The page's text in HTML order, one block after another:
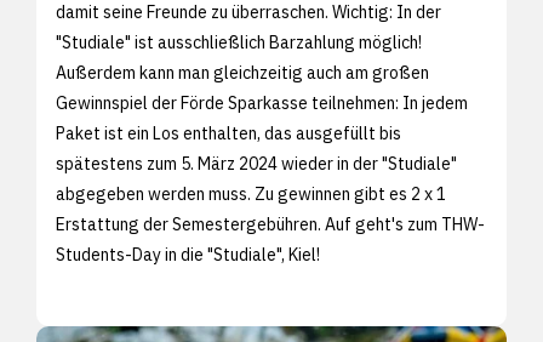
damit seine Freunde zu überraschen. Wichtig: In der
"Studiale" ist ausschließlich Barzahlung möglich!
Außerdem kann man gleichzeitig auch am großen
Gewinnspiel der Förde Sparkasse teilnehmen: In jedem
Paket ist ein Los enthalten, das ausgefüllt bis
spätestens zum 5. März 2024 wieder in der "Studiale"
abgegeben werden muss. Zu gewinnen gibt es 2 x 1
Erstattung der Semestergebühren. Auf geht's zum THW-
Students-Day in die "Studiale", Kiel!